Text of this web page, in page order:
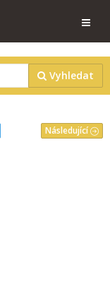
Vyhledat
Následující